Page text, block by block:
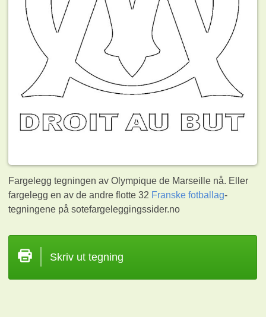
Fargelegg tegningen av Olympique de Marseille nå. Eller
fargelegg en av de andre flotte 32 Franske fotballag-
tegningene på sotefargeleggingssider.no
Skriv ut tegning